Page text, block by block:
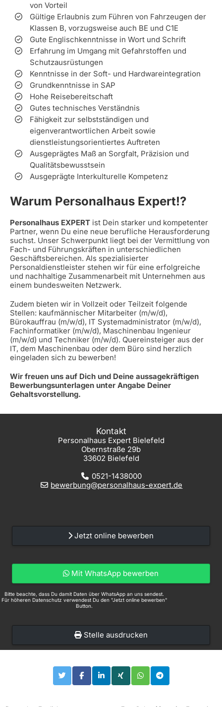
von Vorteil
Gültige Erlaubnis zum Führen von Fahrzeugen der
Klassen B, vorzugsweise auch BE und C1E
Gute Englischkenntnisse in Wort und Schrift
Erfahrung im Umgang mit Gefahrstoffen und
Schutzausrüstungen
Kenntnisse in der Soft- und Hardwareintegration
Grundkenntnisse in SAP
Hohe Reisebereitschaft
Gutes technisches Verständnis
Fähigkeit zur selbstständigen und
eigenverantwortlichen Arbeit sowie
dienstleistungsorientiertes Auftreten
Ausgeprägtes Maß an Sorgfalt, Präzision und
Qualitätsbewusstsein
Ausgeprägte Interkulturelle Kompetenz
Warum Personalhaus Expert!?
Personalhaus EXPERT ist Dein starker und kompetenter
Partner, wenn Du eine neue berufliche Herausforderung
suchst. Unser Schwerpunkt liegt bei der Vermittlung von
Fach- und Führungskräften in unterschiedlichen
Geschäftsbereichen. Als spezialisierter
Personaldienstleister stehen wir für eine erfolgreiche
und nachhaltige Zusammenarbeit mit Unternehmen aus
einem bundesweiten Netzwerk.
Zudem bieten wir in Vollzeit oder Teilzeit folgende
Stellen: kaufmännischer Mitarbeiter (m/w/d),
Bürokauffrau (m/w/d), IT Systemadministrator (m/w/d),
Fachinformatiker (m/w/d), Maschinenbau Ingenieur
(m/w/d) und Techniker (m/w/d). Quereinsteiger aus der
IT, dem Maschinenbau oder dem Büro sind herzlich
eingeladen sich zu bewerben!
Wir freuen uns auf Dich und Deine aussagekräftigen
Bewerbungsunterlagen unter Angabe Deiner
Gehaltsvorstellung.
Kontakt
Personalhaus Expert Bielefeld
Obernstraße 29b
33602 Bielefeld
0521-1438000
bewerbung@personalhaus-expert.de
Jetzt online bewerben
Mit WhatsApp bewerben
Bitte beachte, dass Du damit Daten über WhatsApp an uns sendest.
Für höheren Datenschutz verwendest Du den "Jetzt online bewerben"
Button.
Stelle ausdrucken